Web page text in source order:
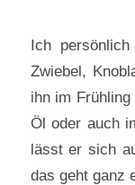
Ich
Zwiebel,
ihn im
Öl oder auch
lässt er sich
das geht ganz